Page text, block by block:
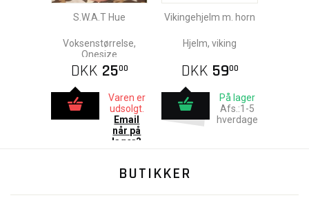
S.W.A.T Hue
Voksenstørrelse,
Onesize
DKK 2500
Varen er
udsolgt.
Email
når på
lager?
Vikingehjelm m. horn
Hjelm, viking
DKK 5900
På lager
Afs.:1-5
hverdage
BUTIKKER